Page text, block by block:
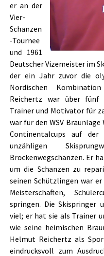
er an der
Vier-
Schanzen
-Tournee
und 1961
Deutscher Vizemeister im
der ein Jahr zuvor die
Nordischen
Reichertz war über fünf
Trainer und Motivator für
war für den WSV
Continentalcups auf der
unzähligen
Brockenwegschanzen. Er
um die Schanzen zu
seinen Schützlingen war
Meisterschaften,
springen. Die Skispringer
viel; er hat sie als Trainer
wie seine heimischen
Helmut Reichertz als
eindrucksvoll zum